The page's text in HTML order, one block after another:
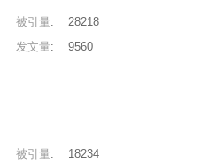
被引量:
28218
发文量: 9560
被引量:
18234